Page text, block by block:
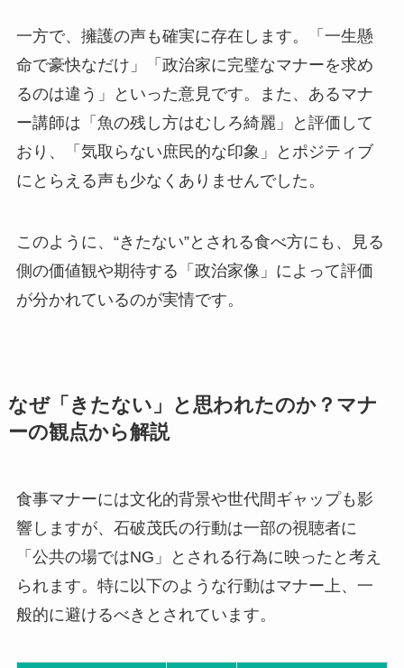
一方で、擁護の声も確実に存在します。「一生懸
命で豪快なだけ」「政治家に完璧なマナーを求め
るのは違う」といった意見です。また、あるマナ
ー講師は「魚の残し方はむしろ綺麗」と評価して
おり、「気取らない庶民的な印象」とポジティブ
にとらえる声も少なくありませんでした。
このように、“きたない”とされる食べ方にも、見る
側の価値観や期待する「政治家像」によって評価
が分かれているのが実情です。
なぜ「きたない」と思われたのか？マナ
ーの観点から解説
食事マナーには文化的背景や世代間ギャップも影
響しますが、石破茂氏の行動は一部の視聴者に
「公共の場ではNG」とされる行為に映ったと考え
られます。特に以下のような行動はマナー上、一
般的に避けるべきとされています。